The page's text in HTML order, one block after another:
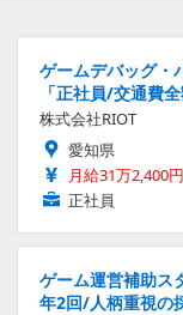
ゲームデバッグ・
「正社員/交通費
株式会社RIOT
愛知県
月給31万2,400
正社員
ゲーム運営補助ス
年2回/人柄重視の